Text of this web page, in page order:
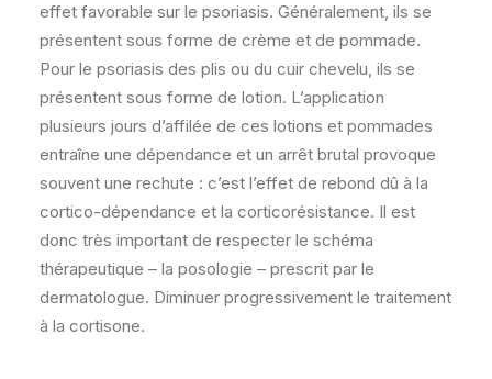
effet favorable sur le psoriasis. Généralement, ils se
présentent sous forme de crème et de pommade.
Pour le psoriasis des plis ou du cuir chevelu, ils se
présentent sous forme de lotion. L’application
plusieurs jours d’affilée de ces lotions et pommades
entraîne une dépendance et un arrêt brutal provoque
souvent une rechute : c’est l’effet de rebond dû à la
cortico-dépendance et la corticorésistance. Il est
donc très important de respecter le schéma
thérapeutique – la posologie – prescrit par le
dermatologue. Diminuer progressivement le traitement
à la cortisone.